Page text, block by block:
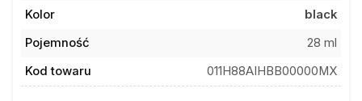
Kolor
black
Pojemność
28 ml
Kod towaru
011H88AIHBB00000MX